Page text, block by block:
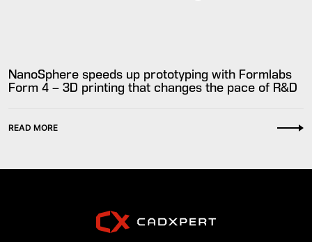
NanoSphere speeds up prototyping with Formlabs
Form 4 – 3D printing that changes the pace of R&D
READ MORE